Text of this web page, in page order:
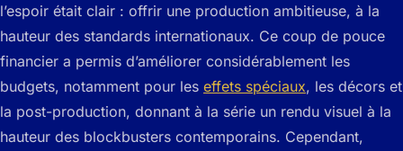
l’espoir était clair : offrir une production ambitieuse, à la
hauteur des standards internationaux. Ce coup de pouce
financier a permis d’améliorer considérablement les
budgets, notamment pour les effets spéciaux, les décors et
la post-production, donnant à la série un rendu visuel à la
hauteur des blockbusters contemporains. Cependant,